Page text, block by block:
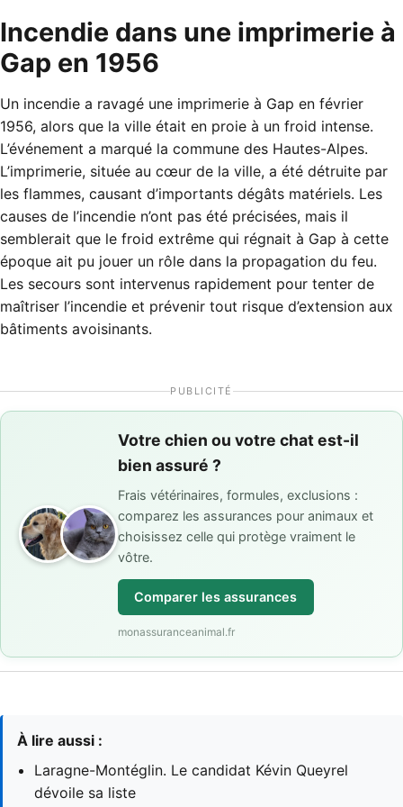
Incendie dans une imprimerie à
Gap en 1956
Un incendie a ravagé une imprimerie à Gap en février
1956, alors que la ville était en proie à un froid intense.
L’événement a marqué la commune des Hautes-Alpes.
L’imprimerie, située au cœur de la ville, a été détruite par
les flammes, causant d’importants dégâts matériels. Les
causes de l’incendie n’ont pas été précisées, mais il
semblerait que le froid extrême qui régnait à Gap à cette
époque ait pu jouer un rôle dans la propagation du feu.
Les secours sont intervenus rapidement pour tenter de
maîtriser l’incendie et prévenir tout risque d’extension aux
bâtiments avoisinants.
PUBLICITÉ
Votre chien ou votre chat est-il
bien assuré ?
Frais vétérinaires, formules, exclusions :
comparez les assurances pour animaux et
choisissez celle qui protège vraiment le
vôtre.
Comparer les assurances
monassuranceanimal.fr
À lire aussi :
Laragne-Montéglin. Le candidat Kévin Queyrel
dévoile sa liste